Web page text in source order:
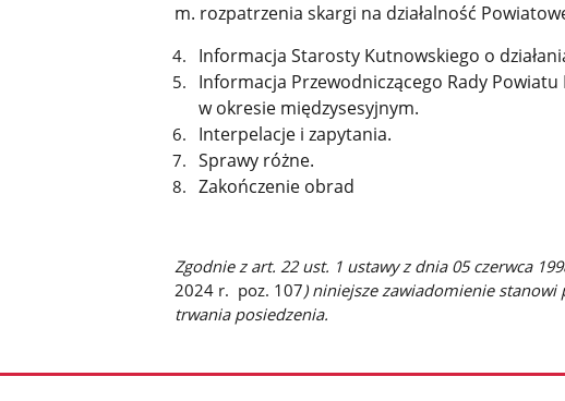
m. rozpatrzenia skargi na działalność
Informacja Starosty Kutnowskiego o
Informacja Przewodniczącego Rady
w okresie międzysesyjnym.
Interpelacje i zapytania.
Sprawy różne.
Zakończenie obrad
Zgodnie z art. 22 ust. 1 ustawy z dnia 05 czerwca
2024 r. poz. 107) niniejsze zawiadomienie
trwania posiedzenia.